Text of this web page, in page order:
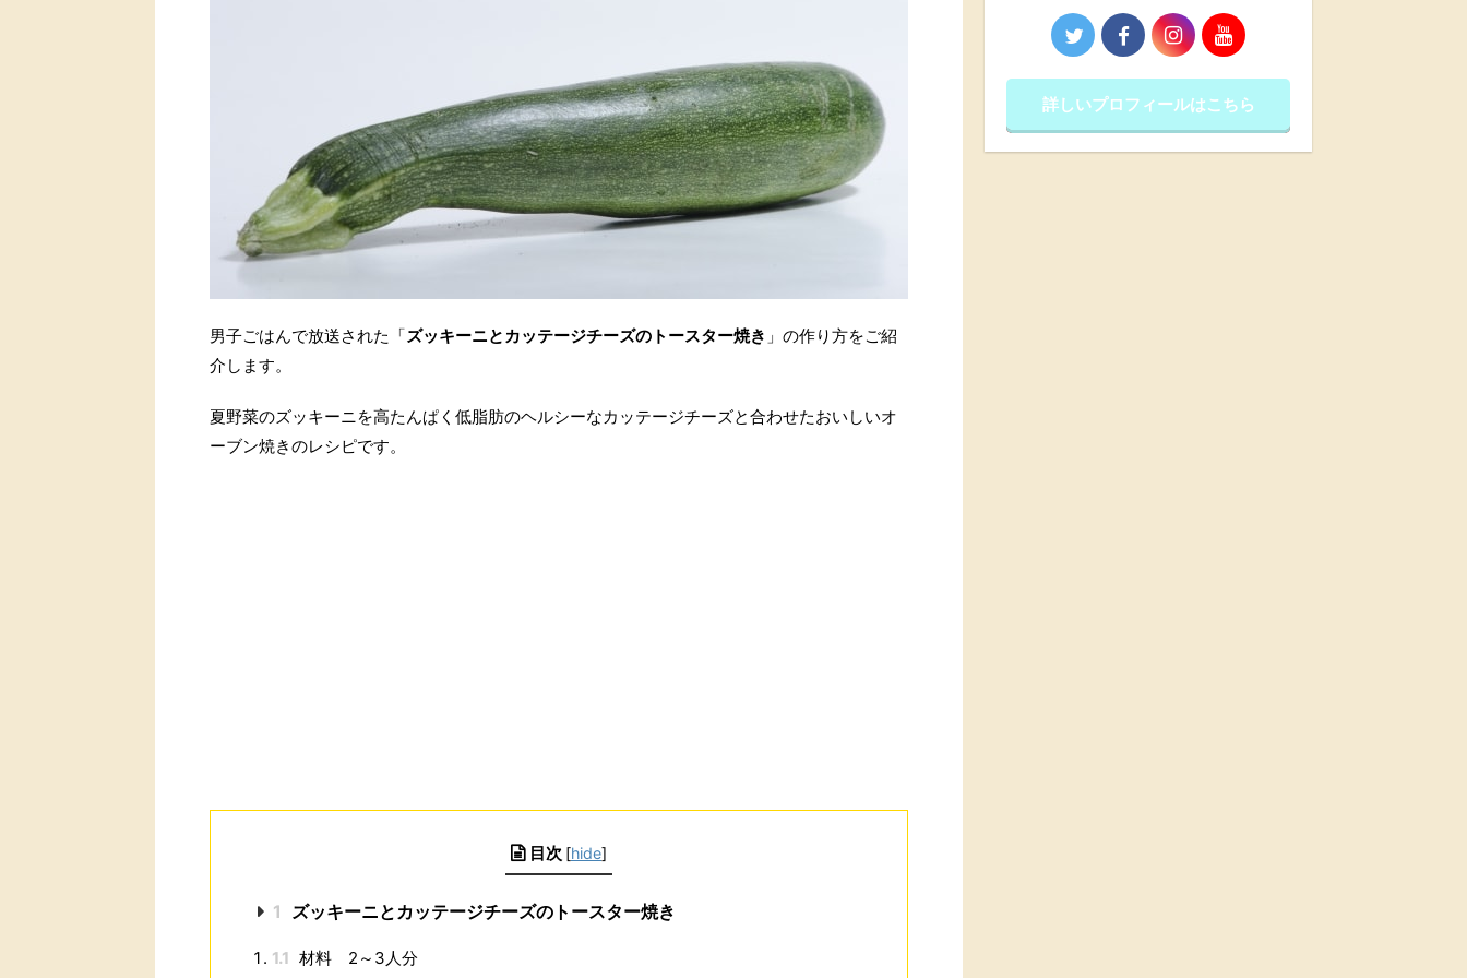
男子ごはんで放送された「ズッキーニとカッテージチーズのトースター焼き 」の作り方をご紹
介します。
夏野菜のズッキーニを高たんぱく低脂肪のヘルシーなカッテージチーズと合わせたおいしいオ
ーブン焼きのレシピです。
目次 [hide]
1 ズッキーニとカッテージチーズのトースター焼き
1.1 材料 2～3人分
詳しいプロフィールはこちら